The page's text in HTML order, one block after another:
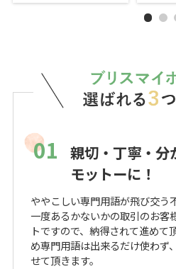
01
親切・丁寧・分
モットーに！
ややこしい専門用語が飛び交う
一度あるかないかの取引のお客
トですので、納得されて進めて
め専門用語は出来るだけ使わず
せて頂きます。